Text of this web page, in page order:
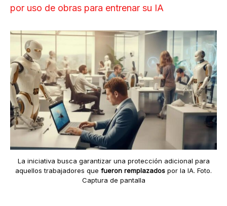
por uso de obras para entrenar su IA
La iniciativa busca garantizar una protección adicional para
aquellos trabajadores que fueron remplazados por la IA. Foto.
Captura de pantalla